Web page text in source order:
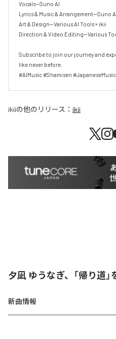
Vocals—Suno AI
Lyrics & Music & Arrangement—Suno
Art & Design—Various AI Tools × ikii
Direction & Video Editing—Various
Subscribe to join our journey and
like never before.
#AIMusic #Shamisen
ikiiの他のリリース： ikii
夕凪 ゆうなぎ、「帰り道
新曲情報